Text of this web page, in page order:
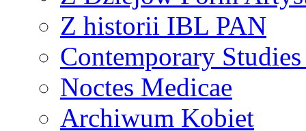
Z historii IBL PAN
Contemporary
Noctes Medicae
Archiwum Kobiet